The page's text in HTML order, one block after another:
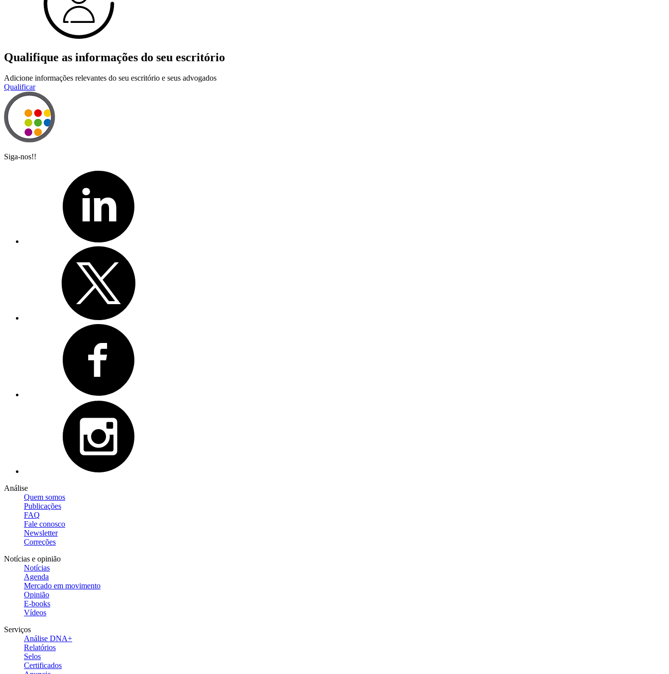
Qualifique as informações do seu escritório
Adicione informações relevantes do seu escritório e seus advogados
Qualificar
Siga-nos!!
Análise
Quem somos
Publicações
FAQ
Fale conosco
Newsletter
Correções
Notícias e opinião
Notícias
Agenda
Mercado em movimento
Opinião
E-books
Vídeos
Serviços
Análise DNA+
Relatórios
Selos
Certificados